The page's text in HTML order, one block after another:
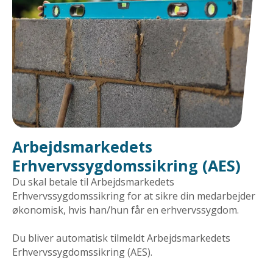
Arbejdsmarkedets
Erhvervssygdomssikring (AES)
Du skal betale til Arbejdsmarkedets
Erhvervssygdomssikring for at sikre din medarbejder
økonomisk, hvis han/hun får en erhvervssygdom.
Du bliver automatisk tilmeldt Arbejdsmarkedets
Erhvervssygdomssikring (AES).